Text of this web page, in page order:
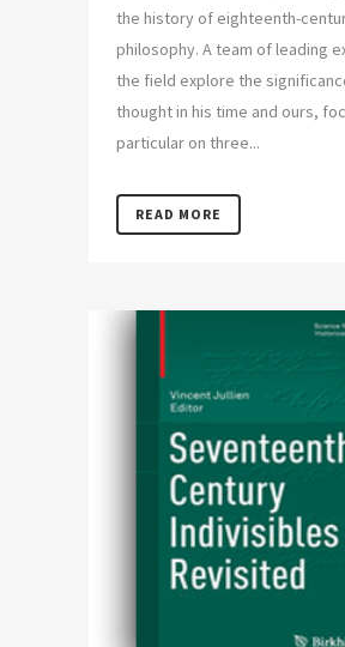
the history of eighteenth-
philosophy. A team of leading
the field explore the
thought in his time and ours,
particular on three...
READ MORE